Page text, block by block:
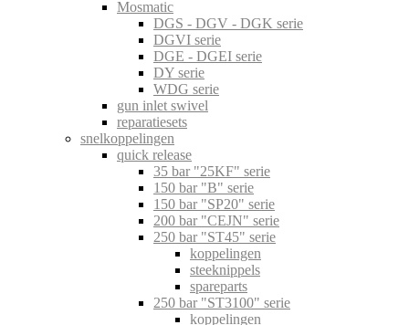
Mosmatic
DGS - DGV - DGK serie
DGVI serie
DGE - DGEI serie
DY serie
WDG serie
gun inlet swivel
reparatiesets
snelkoppelingen
quick release
35 bar "25KF" serie
150 bar "B" serie
150 bar "SP20" serie
200 bar "CEJN" serie
250 bar "ST45" serie
koppelingen
steeknippels
spareparts
250 bar "ST3100" serie
koppelingen